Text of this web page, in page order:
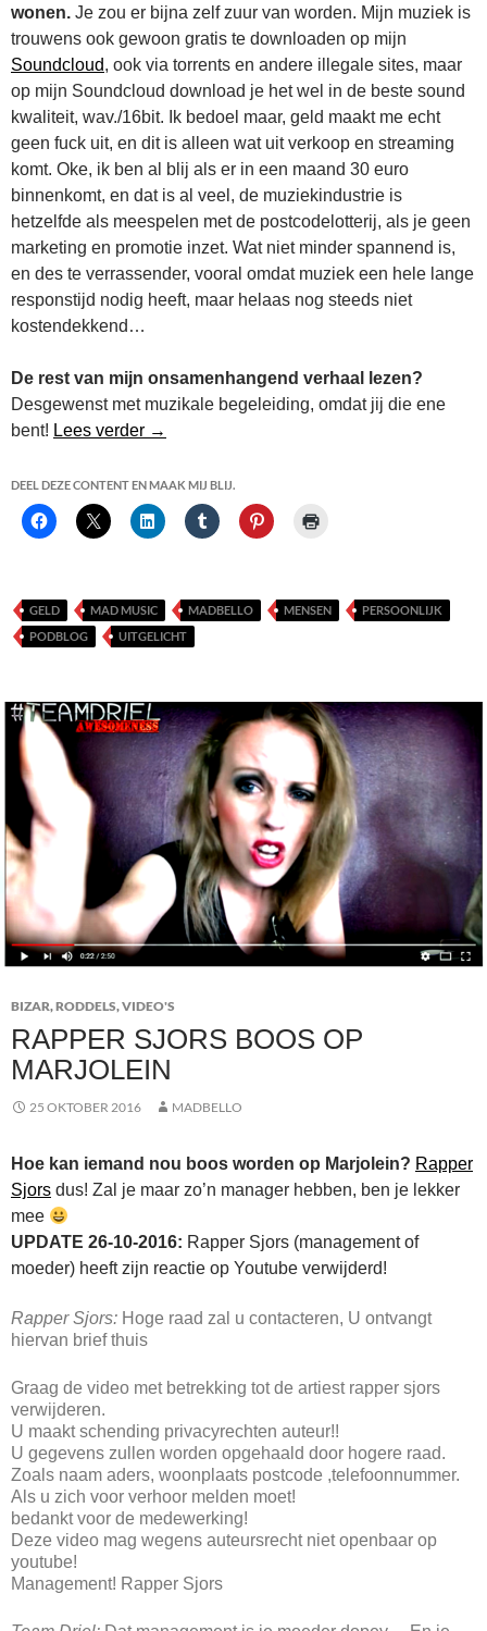
wonen. Je zou er bijna zelf zuur van worden. Mijn muziek is
trouwens ook gewoon gratis te downloaden op mijn
Soundcloud, ook via torrents en andere illegale sites, maar
op mijn Soundcloud download je het wel in de beste sound
kwaliteit, wav./16bit. Ik bedoel maar, geld maakt me echt
geen fuck uit, en dit is alleen wat uit verkoop en streaming
komt. Oke, ik ben al blij als er in een maand 30 euro
binnenkomt, en dat is al veel, de muziekindustrie is
hetzelfde als meespelen met de postcodelotterij, als je geen
marketing en promotie inzet. Wat niet minder spannend is,
en des te verrassender, vooral omdat muziek een hele lange
responstijd nodig heeft, maar helaas nog steeds niet
kostendekkend…
De rest van mijn onsamenhangend verhaal lezen?
Desgewenst met muzikale begeleiding, omdat jij die ene
bent! Lees verder podblog Melodrama
→
DEEL DEZE CONTENT EN MAAK MIJ BLIJ.
GELD MAD MUSIC MADBELLO MENSEN
PERSOONLIJK
PODBLOG
UITGELICHT
BIZAR,RODDELS,VIDEO'S
RAPPER SJORS BOOS OP
MARJOLEIN
25 OKTOBER 2016 MADBELLO
Hoe kan iemand nou boos worden op Marjolein? Rapper
Sjors dus! Zal je maar zo’n manager hebben, ben je lekker
mee
UPDATE 26-10-2016: Rapper Sjors (management of
moeder) heeft zijn reactie op Youtube verwijderd!
Rapper Sjors: Hoge raad zal u contacteren, U ontvangt
hiervan brief thuis
Graag de video met betrekking tot de artiest rapper sjors
verwijderen.
U maakt schending privacyrechten auteur!!
U gegevens zullen worden opgehaald door hogere raad.
Zoals naam aders, woonplaats postcode ,telefoonnummer.
Als u zich voor verhoor melden moet!
bedankt voor de medewerking!
Deze video mag wegens auteursrecht niet openbaar op
youtube!
Management! Rapper Sjors